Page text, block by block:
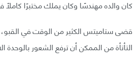
كان والده مهندسًا وكان يملك مختبرًا كاملًا
قضى ستاميتس الكثير من الوقت في
التأتأة من الممكن أن ترفع الشعور بالوحدة